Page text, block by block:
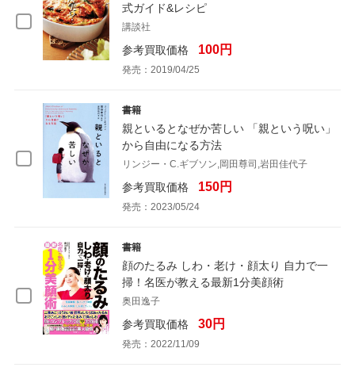
式ガイド&レシピ
講談社
参考買取価格 100円
発売：2019/04/25
書籍
親といるとなぜか苦しい 「親という呪い」
から自由になる方法
リンジー・C.ギブソン,岡田尊司,岩田佳代子
参考買取価格 150円
発売：2023/05/24
書籍
顔のたるみ しわ・老け・顔太り 自力で一
掃！名医が教える最新1分美顔術
奥田逸子
参考買取価格 30円
発売：2022/11/09